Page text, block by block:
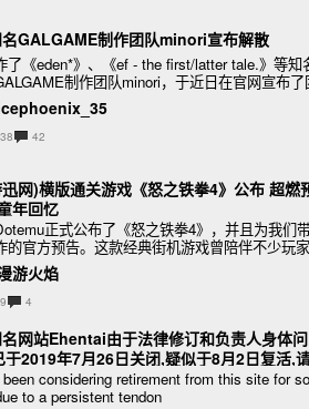
GALGAME制作团队minori宣布解散
了《eden*》、《ef - the first/latter tale.》等知
制作团队minori，于近日在官网宣布了
的消息。
42
网)横版通关游戏《怒之铁拳4》公布 超燃
年回忆
正式公布了《怒之铁拳4》，并且为我们
的官方预告。这款经典街机游戏曾陪伴不少玩家
的童年，不知道大家还记得多少呢？
游火焰
4
网站Ehentai由于法律修订和负责人身体问
于2019年7月26日关闭,疑似于8月2日复活,
需要进行备份
considering retirement from this site for
to a persistent tendon